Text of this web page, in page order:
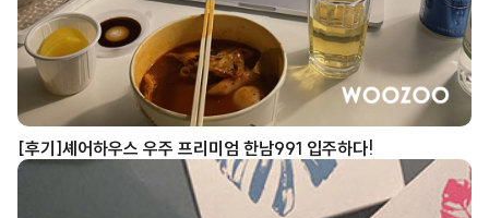
[후기]셰어하우스 우주 프리미엄 한남991 입주하다!